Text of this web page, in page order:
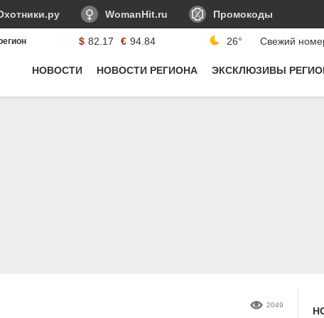
WomanHit.ru Промокоды
Курсы валюты:
$ 82.17 € 94.84 26° Свежий
НОВОСТИ
НОВОСТИ РЕГИОНА ЭКСКЛЮЗИВЫ
2049